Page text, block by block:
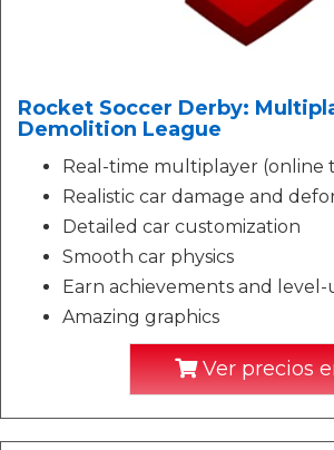
Rocket Soccer Derby:
Demolition League
Real-time multiplayer (online
Realistic car damage and
Detailed car customization
Smooth car physics
Earn achievements and level-
Amazing graphics
Ver precios